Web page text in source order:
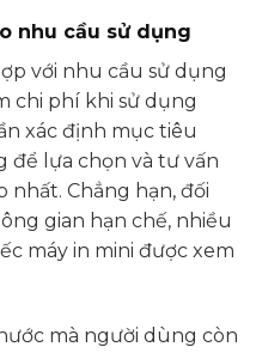
nhu cầu sử dụng
với nhu cầu sử dụng
chi phí khi sử dụng
xác định mục tiêu
để lựa chọn và tư vấn
Chẳng hạn, đối
gian hạn chế, nhiều
máy in mini được xem
mà người dùng còn